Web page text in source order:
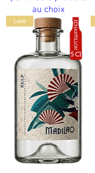
au choix
Laos